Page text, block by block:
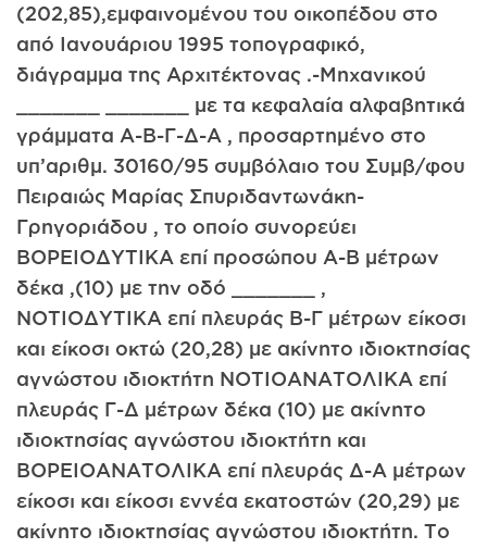
(202,85),εμφαινομένου του οικοπέδου στο
από Ιανουάριου 1995 τοπογραφικό,
διάγραμμα της Αρχιτέκτονας .-Μηχανικού
_______ _______ με τα κεφαλαία αλφαβητικά
γράμματα Α-Β-Γ-Δ-Α , προσαρτημένο στο
υπ’αριθμ. 30160/95 συμβόλαιο του Συμβ/φου
Πειραιώς Μαρίας Σπυριδαντωνάκη-
Γρηγοριάδου , το οποίο συνορεύει
ΒΟΡΕΙΟΔΥΤΙΚΑ επί προσώπου Α-Β μέτρων
δέκα ,(10) με την οδό _______ ,
ΝΟΤΙΟΔΥΤΙΚΑ επί πλευράς Β-Γ μέτρων είκοσι
και είκοσι οκτώ (20,28) με ακίνητο ιδιοκτησίας
αγνώστου ιδιοκτήτη ΝΟΤΙΟΑΝΑΤΟΛΙΚΑ επί
πλευράς Γ-Δ μέτρων δέκα (10) με ακίνητο
ιδιοκτησίας αγνώστου ιδιοκτήτη και
ΒΟΡΕΙΟΑΝΑΤΟΛΙΚΑ επί πλευράς Δ-Α μέτρων
είκοσι και είκοσι εννέα εκατοστών (20,29) με
ακίνητο ιδιοκτησίας αγνώστου ιδιοκτήτη. Το